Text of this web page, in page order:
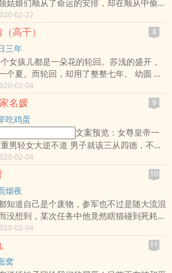
是觉得《三国之代魏成蜀》还不错的话请不
群和微博里的朋友推荐哦！《三国之代魏成
一杯清茶苦咖啡享受阅读 享受午后阳光带
意，一杯下午茶 一本好
姑娘们顺从了命运的安排，却在顺从中偷偷
……【交流群：。本故事纯属虚构，所有剧
号入座，所有动作都不要模仿，十八岁以下
在女教师的陪同下观看，谢谢合作！】
是觉得《青楼娱乐指南》还不错的话请不要
和微博里的朋友推荐哦！《青楼娱乐指南》
权意享受阅读 享受午后阳光带来的慵懒惬
午茶 一本好书。享受生活，享受小说给您
时光从现在开始。 本站全面拒绝弹窗，绿
小说
02-22
高干） 8
三年
女孩儿都是一朵花的轮回。苏浅的盛开，
夏。而轮回，却用了整整七年。 幼圆 有
凌霄没有告诉任何人。一见倾城的那一次，
倾国。爱上，真正只需要，一眼，十年。
天，天底下却容不下一个她。浅浅，你明
卑贱不过是感情，最凉薄不过是人心。但
不知道——我的卑微，自你而始……勤奋的三
日三年的专栏 .(;...?;) 各位书
《两心不猜（高干）》还不错的话请不要忘
微博里的朋友推荐哦！《两心不猜
02-04
名媛 9
吃鸡蛋
文案预览：女尊皇帝一
尊女皇变身影后，重新走向人生巅峰的故
男人怎么办，在线等，
02-04
10
烟夜
知道自己是个废物，参军也不过是随大流混
没想到，某次任务中他竟然瞎猫碰到死耗
得到了海量的战功，还得到了选择自己人鱼
在是太好了他很快就要有人鱼了他温顺可爱
是，谁能告诉他眼前这个体能爆表，精神力
长出两条腿的玩意是什么洛修泽：“在下是
02-04
11
窝